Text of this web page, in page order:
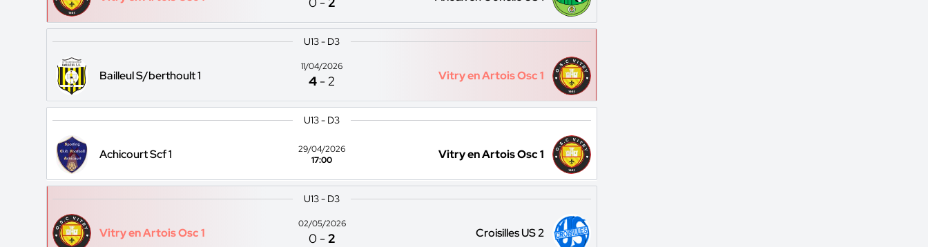
U13 - D3
Bailleul S/berthoult 1
11/04/2026
4 -2 Vitry en Artois Osc 1
U13 - D3
Achicourt Scf 1
29/04/2026
17:00
Vitry en Artois Osc 1
U13 - D3
Vitry en Artois Osc 1
02/05/2026
0 -2 Croisilles US 2